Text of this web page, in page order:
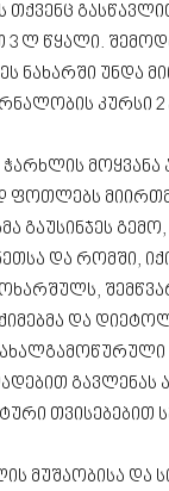
თქვენც
3 ლ წყალი.
ნახარში უნდა
კურსი 2
ჭარხლის მოყვანა
გაუსინჯეს
და რომში,
და
გავლენას
თვისებებით
მუშაობისა